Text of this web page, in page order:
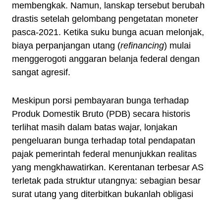
membengkak. Namun, lanskap tersebut berubah
drastis setelah gelombang pengetatan moneter
pasca-2021. Ketika suku bunga acuan melonjak,
biaya perpanjangan utang (refinancing) mulai
menggerogoti anggaran belanja federal dengan
sangat agresif.
Meskipun porsi pembayaran bunga terhadap
Produk Domestik Bruto (PDB) secara historis
terlihat masih dalam batas wajar, lonjakan
pengeluaran bunga terhadap total pendapatan
pajak pemerintah federal menunjukkan realitas
yang mengkhawatirkan. Kerentanan terbesar AS
terletak pada struktur utangnya: sebagian besar
surat utang yang diterbitkan bukanlah obligasi